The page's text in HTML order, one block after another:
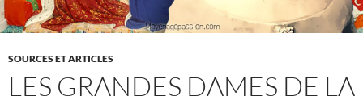
SOURCES ET ARTICLES
LES GRANDES DAMES DE LA